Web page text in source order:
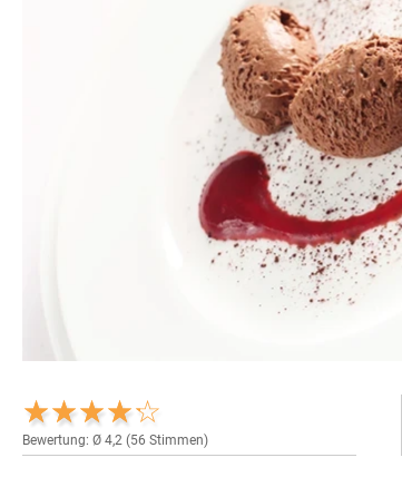
Bewertung: Ø 4,2 (56 Stimmen)